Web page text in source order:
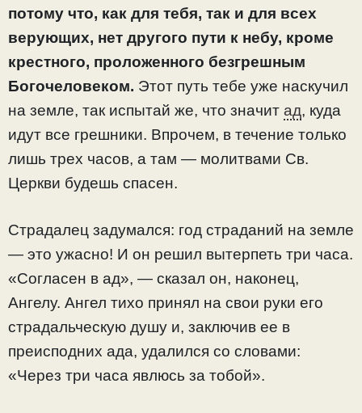
потому что, как для тебя, так и для всех
верующих, нет другого пути к небу, кроме
крестного, проложенного безгрешным
Богочеловеком. Этот путь тебе уже наскучил
на земле, так испытай же, что значит ад, куда
идут все грешники. Впрочем, в течение только
лишь трех часов, а там — молитвами Св.
Церкви будешь спасен.
Страдалец задумался: год страданий на земле
— это ужасно! И он решил вытерпеть три часа.
«Согласен в ад», — сказал он, наконец,
Ангелу. Ангел тихо принял на свои руки его
страдальческую душу и, заключив ее в
преисподних ада, удалился со словами:
«Через три часа явлюсь за тобой».